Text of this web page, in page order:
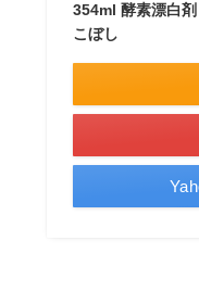
354ml 酵素漂白
こぼし